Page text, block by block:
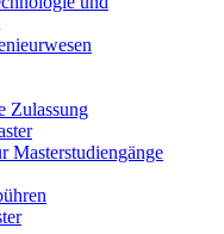
Zulassung
Masterstudiengänge